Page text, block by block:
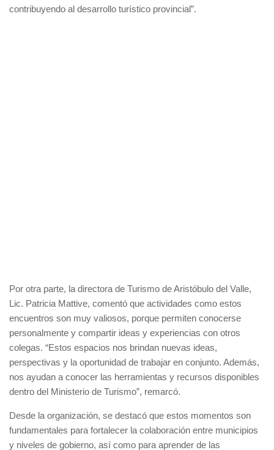
contribuyendo al desarrollo turístico provincial”.
Por otra parte, la directora de Turismo de Aristóbulo del Valle,
Lic. Patricia Mattive, comentó que actividades como estos
encuentros son muy valiosos, porque permiten conocerse
personalmente y compartir ideas y experiencias con otros
colegas. “Estos espacios nos brindan nuevas ideas,
perspectivas y la oportunidad de trabajar en conjunto. Además,
nos ayudan a conocer las herramientas y recursos disponibles
dentro del Ministerio de Turismo”, remarcó.
Desde la organización, se destacó que estos momentos son
fundamentales para fortalecer la colaboración entre municipios
y niveles de gobierno, así como para aprender de las